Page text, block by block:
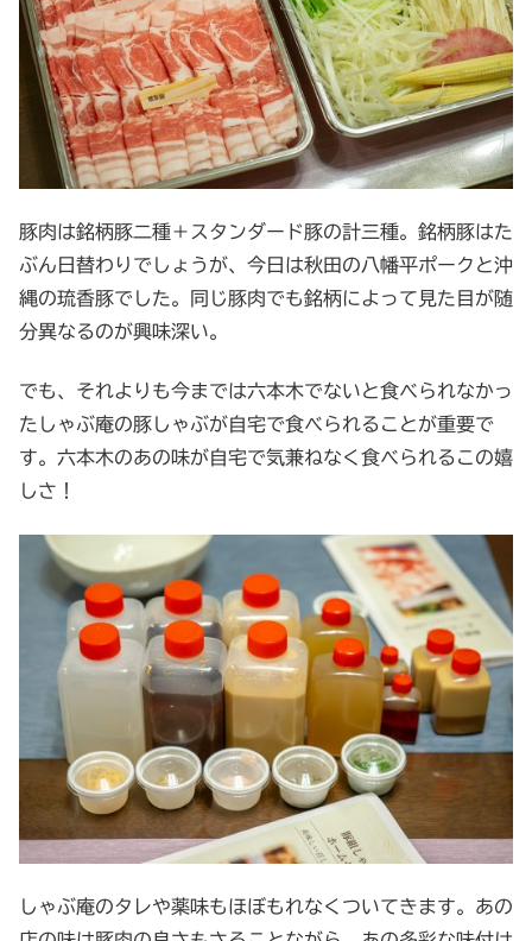
豚肉は銘柄豚二種＋スタンダード豚の計三種。銘柄豚はた
ぶん日替わりでしょうが、今日は秋田の八幡平ポークと沖
縄の琉香豚でした。同じ豚肉でも銘柄によって見た目が随
分異なるのが興味深い。
でも、それよりも今までは六本木でないと食べられなかっ
たしゃぶ庵の豚しゃぶが自宅で食べられることが重要で
す。六本木のあの味が自宅で気兼ねなく食べられるこの嬉
しさ！
しゃぶ庵のタレや薬味もほぼもれなくついてきます。あの